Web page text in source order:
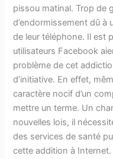
pissou matinal. Trop de
d’endormissement dû à
de leur téléphone. Il est
utilisateurs Facebook
problème de cet
d’initiative. En effet,
caractère nocif d’un
mettre un terme. Un
nouvelles lois, il
des services de santé
cette addition à Internet.